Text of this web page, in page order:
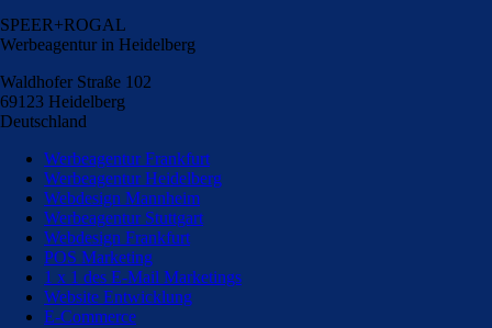
SPEER+ROGAL
Werbeagentur in Heidelberg
Waldhofer Straße 102
69123 Heidelberg
Deutschland
Werbeagentur Frankfurt
Werbeagentur Heidelberg
Webdesign Mannheim
Werbeagentur Stuttgart
Webdesign Frankfurt
POS Marketing
1 x 1 des E-Mail Marketings
Website Entwicklung
E-Commerce